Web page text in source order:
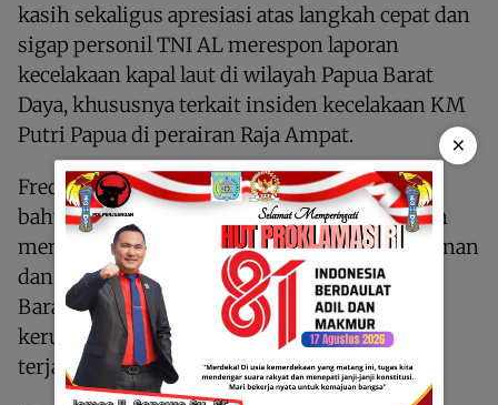
kasih sekaligus apresiasi atas langkah cepat dan
sigap personil TNI AL merespon laporan
kecelakaan kapal laut di wilayah Papua Barat
Daya, khususnya terkait insiden kecelakaan KM
Putri Papua di perairan Raja Ampat.
Fredrik menyebut hal tersebut menunjukan
bahwa TNI AL benar-benar profesional dalam
menjalankan tugas demi memastikan keamanan
dan kenyamanan di wilayah perairan Papua
Barat Daya juga dalam konteks mengurangi
kerugian akibat kecelakaan laut yang sering
terjadi di wilayah tersebut.
×